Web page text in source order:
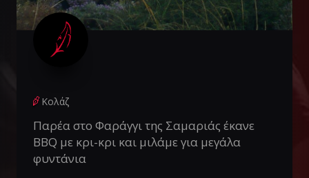
Κολάζ
Παρέα στο Φαράγγι της Σαμαριάς έκανε
BBQ με κρι-κρι και μιλάμε για μεγάλα
φυντάνια